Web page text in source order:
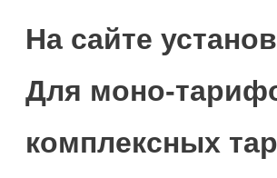
На сайте
Для моно-
комплексных